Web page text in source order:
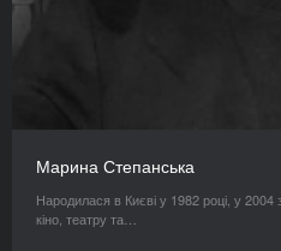
Марина Степанська
Народилася в Києві у 1982 році, у 2004
кіно, театру та…